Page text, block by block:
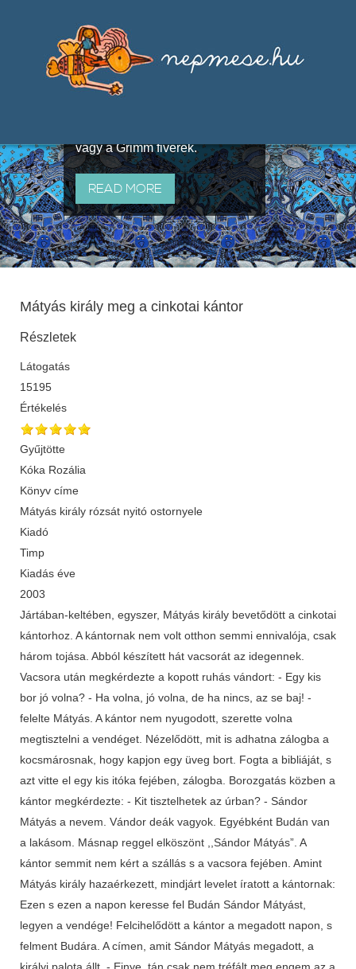
útján terjedő elbeszélésekből,
melyeket olyan ismert gyűjtők
állítottak össze, mint Benedek
vagy a Grimm fivérek.
READ MORE
Mátyás király meg a cinkotai kántor
Részletek
Látogatás
15195
Értékelés
Gyűjtötte
Kóka Rozália
Könyv címe
Mátyás király rózsát nyitó ostornyele
Kiadó
Timp
Kiadás éve
2003
Jártában-keltében, egyszer, Mátyás király bevetődött a cinkotai
kántorhoz. A kántornak nem volt otthon semmi ennivalója, csak
három tojása. Abból készített hát vacsorát az idegennek.
Vacsora után megkérdezte a kopott ruhás vándort: - Egy kis
bor jó volna? - Ha volna, jó volna, de ha nincs, az se baj! -
felelte Mátyás. A kántor nem nyugodott, szerette volna
megtisztelni a vendéget. Nézelődött, mit is adhatna zálogba a
kocsmárosnak, hogy kapjon egy üveg bort. Fogta a bibliáját, s
azt vitte el egy kis itóka fejében, zálogba. Borozgatás közben a
kántor megkérdezte: - Kit tisztelhetek az úrban? - Sándor
Mátyás a nevem. Vándor deák vagyok. Egyébként Budán van
a lakásom. Másnap reggel elköszönt ,,Sándor Mátyás”. A
kántor semmit nem kért a szállás s a vacsora fejében. Amint
Mátyás király hazaérkezett, mindjárt levelet íratott a kántornak:
Ezen s ezen a napon keresse fel Budán Sándor Mátyást,
legyen a vendége! Felcihelődött a kántor a megadott napon, s
felment Budára. A címen, amit Sándor Mátyás megadott, a